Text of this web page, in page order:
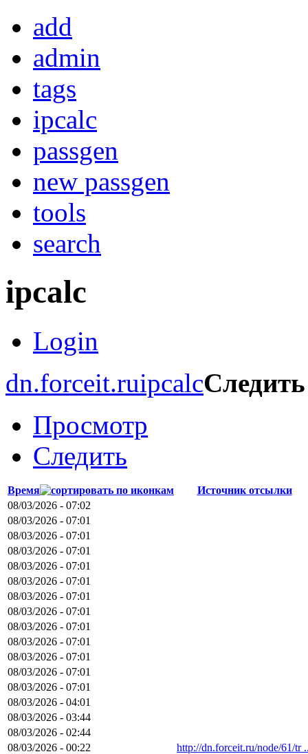
add
admin
tags
ipcalc
passgen
new passgen
tools
search
ipcalc
Login
dn.forceit.ruipcalcСледить
Просмотр
Следить
Время
Источник отсылки
08/03/2026 - 07:02
08/03/2026 - 07:01
08/03/2026 - 07:01
08/03/2026 - 07:01
08/03/2026 - 07:01
08/03/2026 - 07:01
08/03/2026 - 07:01
08/03/2026 - 07:01
08/03/2026 - 07:01
08/03/2026 - 07:01
08/03/2026 - 07:01
08/03/2026 - 07:01
08/03/2026 - 07:01
08/03/2026 - 04:01
08/03/2026 - 03:44
08/03/2026 - 02:44
08/03/2026 - 00:22
http://dn.forceit.ru/node/61/tr